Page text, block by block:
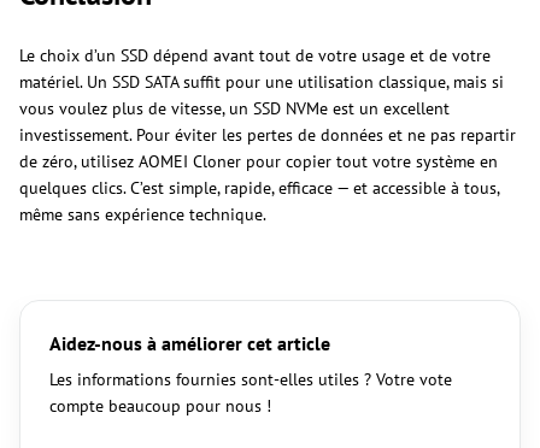
Le choix d’un SSD dépend avant tout de votre usage et de votre
matériel. Un SSD SATA suffit pour une utilisation classique, mais si
vous voulez plus de vitesse, un SSD NVMe est un excellent
investissement. Pour éviter les pertes de données et ne pas repartir
de zéro, utilisez AOMEI Cloner pour copier tout votre système en
quelques clics. C’est simple, rapide, efficace — et accessible à tous,
même sans expérience technique.
Aidez-nous à améliorer cet article
Les informations fournies sont-elles utiles ? Votre vote
compte beaucoup pour nous !